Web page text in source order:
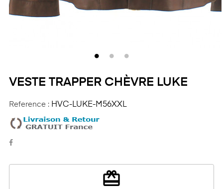
VESTE TRAPPER CHÈVRE LUKE
Reference : HVC-LUKE-M56XXL
redeem